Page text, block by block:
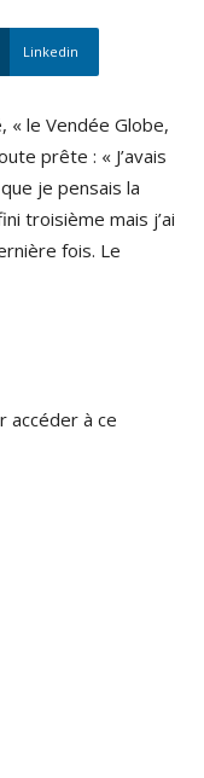
Linkedin
« le Vendée Globe,
prête : « J’avais
je pensais la
troisième mais j’ai
fois. Le
accéder à ce